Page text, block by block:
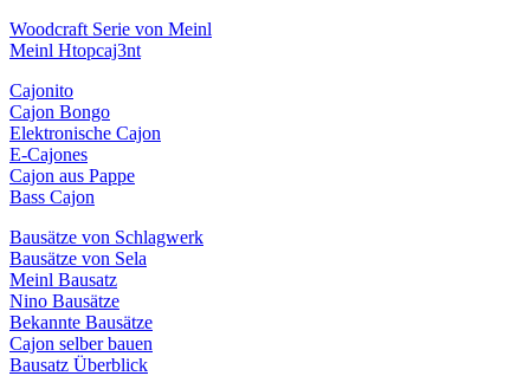
Woodcraft Serie von Meinl
Meinl Htopcaj3nt
Cajonito
Cajon Bongo
Elektronische Cajon
E-Cajones
Cajon aus Pappe
Bass Cajon
Bausätze von Schlagwerk
Bausätze von Sela
Meinl Bausatz
Nino Bausätze
Bekannte Bausätze
Cajon selber bauen
Bausatz Überblick